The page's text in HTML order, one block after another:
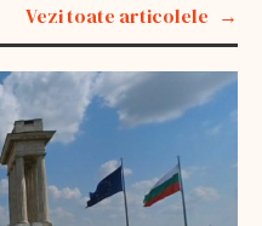
Vezi toate articolele